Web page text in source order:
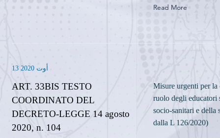
Read More
13 أوت 2020
ART. 33BIS TESTO
COORDINATO DEL
DECRETO-LEGGE 14 agosto
2020, n. 104
Misure urgenti per
ruolo degli educatori
socio-sanitari e della
dalla L 126/2020)